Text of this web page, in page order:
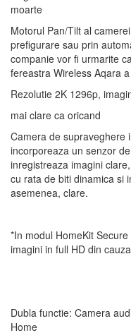
moarte
Motorul Pan/Tilt al
prefigurare sau prin
companie vor fi urmarite
fereastra Wireless Aqara
Rezolutie 2K 1296p,
mai clare ca oricand
Camera de supraveghere
incorporeaza un senzor
inregistreaza imagini
cu rata de biti dinamica si
asemenea, clare.
*In modul HomeKit
imagini in full HD din
Dubla functie: Camera
Home